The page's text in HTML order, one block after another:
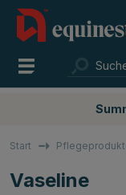
Start
Vaseline